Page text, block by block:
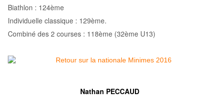
Biathlon : 124ème
Individuelle classique : 129ème.
Combiné des 2 courses : 118ème (32ème U13)
Nathan PECCAUD